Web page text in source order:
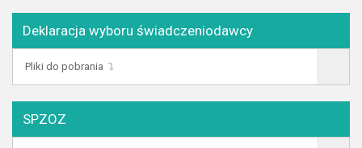
Deklaracja wyboru świadczeniodawcy
Pliki do pobrania
SPZOZ